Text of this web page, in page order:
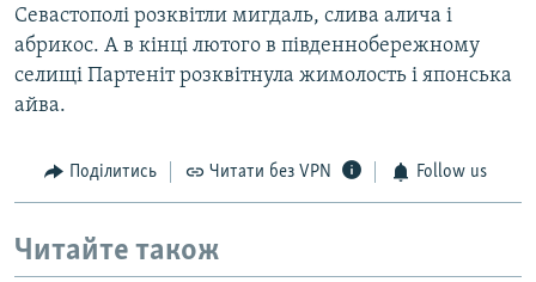
Севастополі розквітли мигдаль, слива алича і
абрикос. А в кінці лютого в південнобережному
селищі Партеніт розквітнула жимолость і японська
айва.
Поділитись Читати без VPN Follow us
Читайте також